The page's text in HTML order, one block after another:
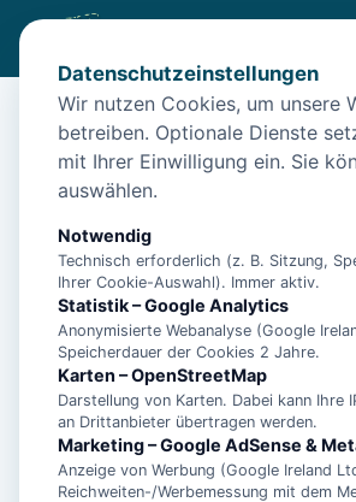
/Unterkünfte /Norden/Malia für 4 Pers.
Malia für 4 Pers. – Norden
Datenschutzeinstellungen
Wir nutzen Cookies, um unsere
betreiben. Optionale Dienste
mit Ihrer Einwilligung ein. Sie
auswählen.
Notwendig
Technisch erforderlich (z. B. Sitzung,
Ihrer Cookie-Auswahl). Immer aktiv.
Statistik – Google Analytics
Anonymisierte Webanalyse (Google
Speicherdauer der Cookies 2 Jahre.
Karten – OpenStreetMap
Darstellung von Karten. Dabei kann Ihre
an Drittanbieter übertragen werden.
Marketing – Google AdSense &
Anzeige von Werbung (Google Ireland
Reichweiten-/Werbemessung mit dem